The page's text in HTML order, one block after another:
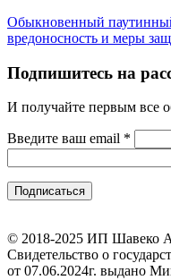
Обыкновенный
вредоносность и меры
Подпишитесь на
И получайте первым все
Введите ваш email *
© 2018-2025 ИП Шавеко
Свидетельство о
от 07.06.2024г. выдано